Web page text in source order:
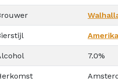
7.0%